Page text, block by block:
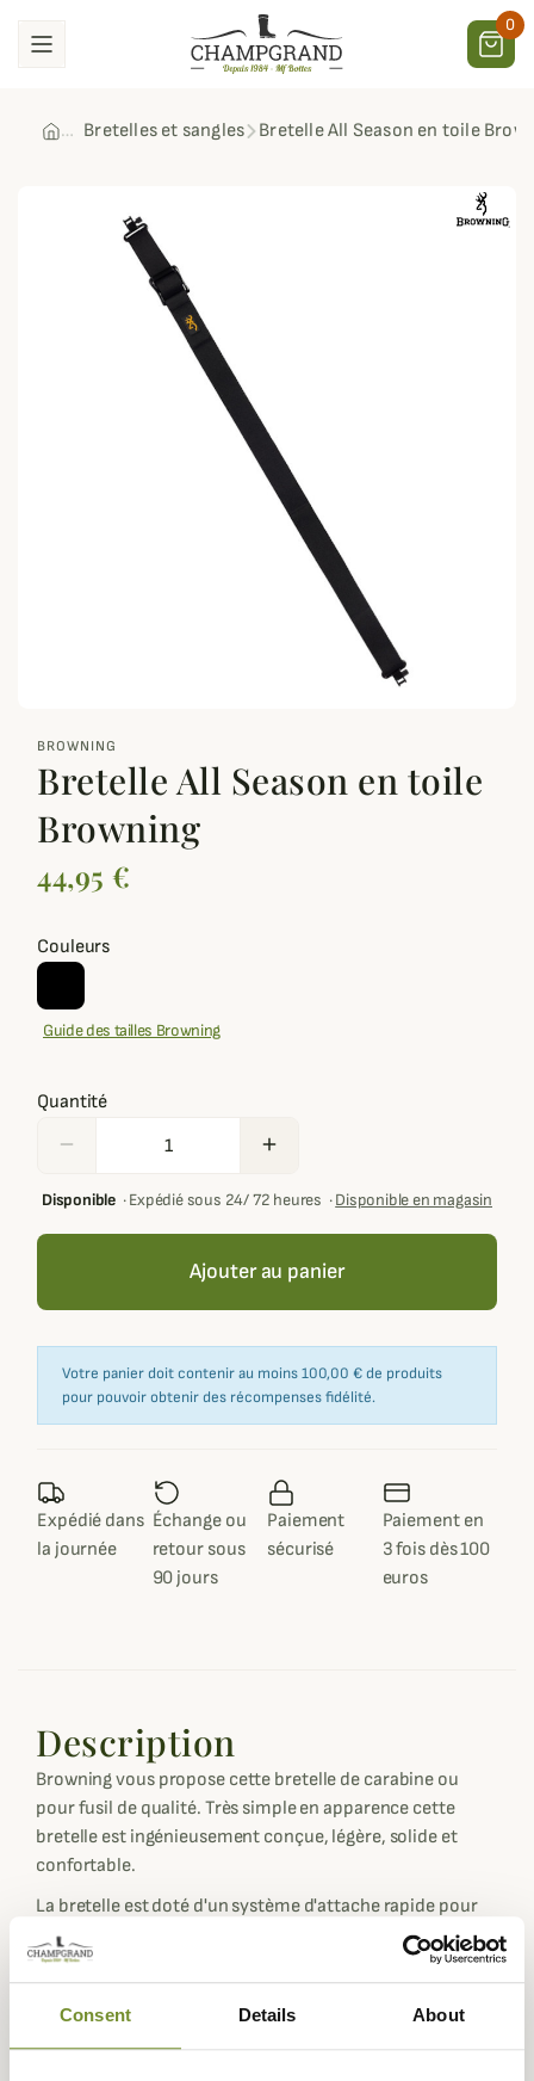
Consent Details About
0
Bretelles et sangles Bretelle All Season en toile
BROWNING
Bretelle All Season en toile
Browning
44,95 €
Couleurs
Guide des tailles Browning
Quantité
remove add
Disponible·Expédié sous 24/ 72 heures ·Disponible en magasin
Ajouter au panier
Votre panier doit contenir au moins 100,00 € de produits
pour pouvoir obtenir des récompenses fidélité.
Expédié dans
la journée
Échange ou
retour sous
90 jours
Paiement
sécurisé
Paiement en
3 fois dès 100
euros
Description
Browning vous propose cette bretelle de carabine ou
pour fusil de qualité. Très simple en apparence cette
bretelle est ingénieusement conçue, légère, solide et
confortable.
La bretelle est doté d'un système d'attache rapide pour
faciliter son utilisation. Elle fait 3cm de large et est
ajustable de 60cm à 104cm.
Fiche technique
Coloris